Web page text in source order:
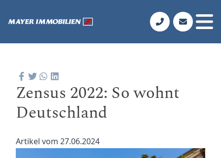
Zensus 2022: So wohnt
Deutschland
Artikel vom 27.06.2024